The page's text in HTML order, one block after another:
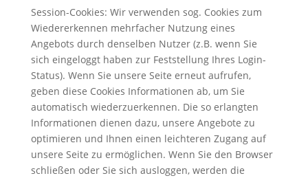
Session-Cookies: Wir verwenden sog. Cookies zum
Wiedererkennen mehrfacher Nutzung eines
Angebots durch denselben Nutzer (z.B. wenn Sie
sich eingeloggt haben zur Feststellung Ihres Login-
Status). Wenn Sie unsere Seite erneut aufrufen,
geben diese Cookies Informationen ab, um Sie
automatisch wiederzuerkennen. Die so erlangten
Informationen dienen dazu, unsere Angebote zu
optimieren und Ihnen einen leichteren Zugang auf
unsere Seite zu ermöglichen. Wenn Sie den Browser
schließen oder Sie sich ausloggen, werden die